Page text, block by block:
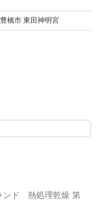
橋市 東田神明宮
ンド 熱処理乾燥 第